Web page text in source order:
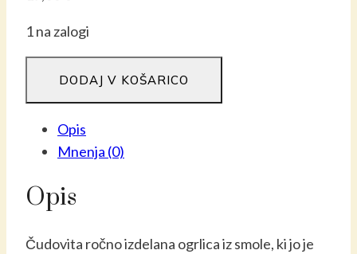
1 na zalogi
modro
želvico
DODAJ V KOŠARICO
Opis
Mnenja (0)
Opis
Čudovita ročno izdelana ogrlica iz smole, ki jo je